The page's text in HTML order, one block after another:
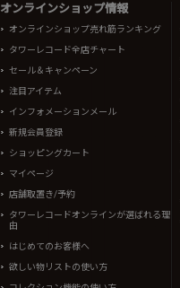
オンラインショップ情報
オンラインショップ売れ筋ランキング
タワーレコード全店チャート
セール＆キャンペーン
注目アイテム
インフォメーションメール
新規会員登録
ショッピングカート
マイページ
店舗取置き/予約
タワーレコードオンラインが選ばれる理
由
はじめてのお客様へ
欲しい物リストの使い方